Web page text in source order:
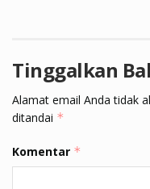
Tinggalkan
Alamat email Anda tidak
ditandai *
Komentar *